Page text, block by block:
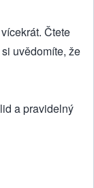
Čtete
uvědomíte, že
a pravidelný